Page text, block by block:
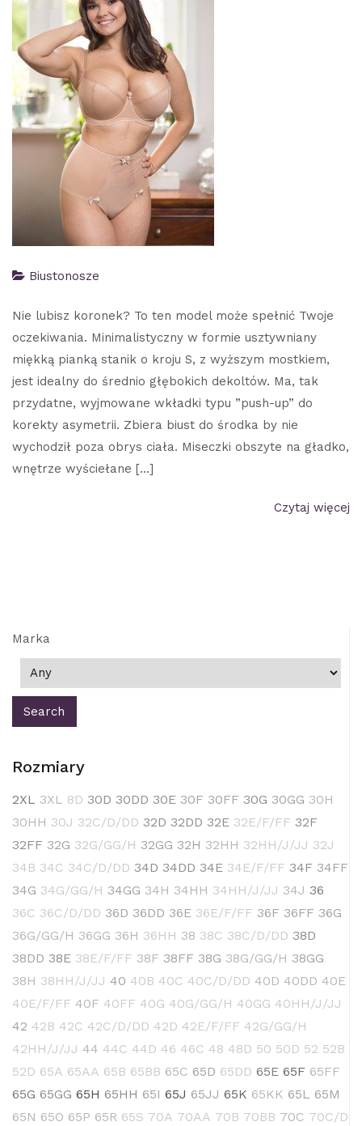
Biustonosze
Nie lubisz koronek? To ten model może spełnić Twoje
oczekiwania. Minimalistyczny w formie usztywniany
miękką pianką stanik o kroju S, z wyższym mostkiem,
jest idealny do średnio głębokich dekoltów. Ma, tak
przydatne, wyjmowane wkładki typu ”push-up” do
korekty asymetrii. Zbiera biust do środka by nie
wychodził poza obrys ciała. Miseczki obszyte na gładko,
wnętrze wyściełane […]
Czytaj więcej
Marka
Rozmiary
2XL 3XL 8D 30D 30DD 30E 30F 30FF 30G 30GG 30H
30HH 30J 32C/D/DD 32D 32DD 32E 32E/F/FF 32F
32FF 32G 32G/GG/H 32GG 32H 32HH 32HH/J/JJ 32J
34B 34C 34C/D/DD 34D 34DD 34E 34E/F/FF 34F 34FF
34G 34G/GG/H 34GG 34H 34HH 34HH/J/JJ 34J 36
36C 36C/D/DD 36D 36DD 36E 36E/F/FF 36F 36FF 36G
36G/GG/H 36GG 36H 36HH 38 38C 38C/D/DD 38D
38DD 38E 38E/F/FF 38F 38FF 38G 38G/GG/H 38GG
38H 38HH/J/JJ 40 40B 40C 40C/D/DD 40D 40DD 40E
40E/F/FF 40F 40FF 40G 40G/GG/H 40GG 40HH/J/JJ
42 42B 42C 42C/D/DD 42D 42E/F/FF 42G/GG/H
42HH/J/JJ 44 44C 44D 46 46C 48 48D 50 50D 52 52B
52D 65A 65AA 65B 65BB 65C 65D 65DD 65E 65F 65FF
65G 65GG 65H 65HH 65I 65J 65JJ 65K 65KK 65L 65M
65N 65O 65P 65R 65S 70A 70AA 70B 70BB 70C 70C/D